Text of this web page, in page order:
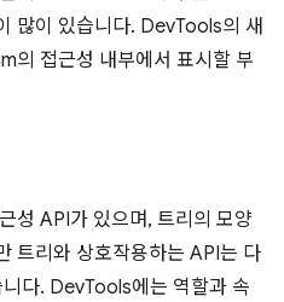
많이 있습니다. DevTools의 새
의 접근성 내부에서 표시할 부
성 API가 있으며, 트리의 모양
트리와 상호작용하는 API는 다
다. DevTools에는 역할과 속